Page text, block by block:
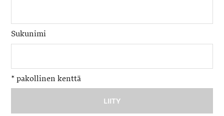
Sukunimi
* pakollinen kenttä